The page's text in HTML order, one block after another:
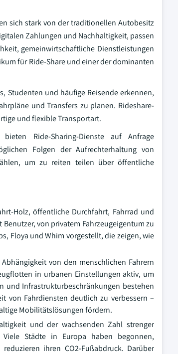
sich stark von der traditionellen Autobesitz
Zahlungen und Nachhaltigkeit, passen
gemeinwirtschaftliche Dienstleistungen
für Ride-Share und einer der dominanten
Studenten und häufige Reisende erkennen,
und Transfers zu planen. Rideshare-
und flexible Transportart.
Ride-Sharing-Dienste auf Anfrage
Folgen der Aufrechterhaltung von
um zu reiten teilen über öffentliche
Holz, öffentliche Durchfahrt, Fahrrad und
von privatem Fahrzeugeigentum zu
Floya und Whim vorgestellt, die zeigen, wie
von den menschlichen Fahrern
in urbanen Einstellungen aktiv, um
und Infrastrukturbeschränkungen bestehen
von Fahrdiensten deutlich zu verbessern –
Mobilitätslösungen fördern.
und der wachsenden Zahl strenger
Viele Städte in Europa haben begonnen,
ihren CO2-Fußabdruck. Darüber